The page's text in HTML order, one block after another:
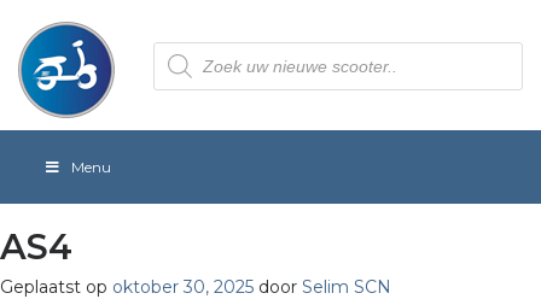
Producten
zoeken
Menu
AS4
Geplaatst op oktober 30, 2025 door Selim SCN